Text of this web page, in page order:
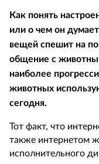
Как понять
или о чем он
вещей спешит на
общение с
наиболее
животных
сегодня.
Тот факт, что
также интернетом
исполнительного